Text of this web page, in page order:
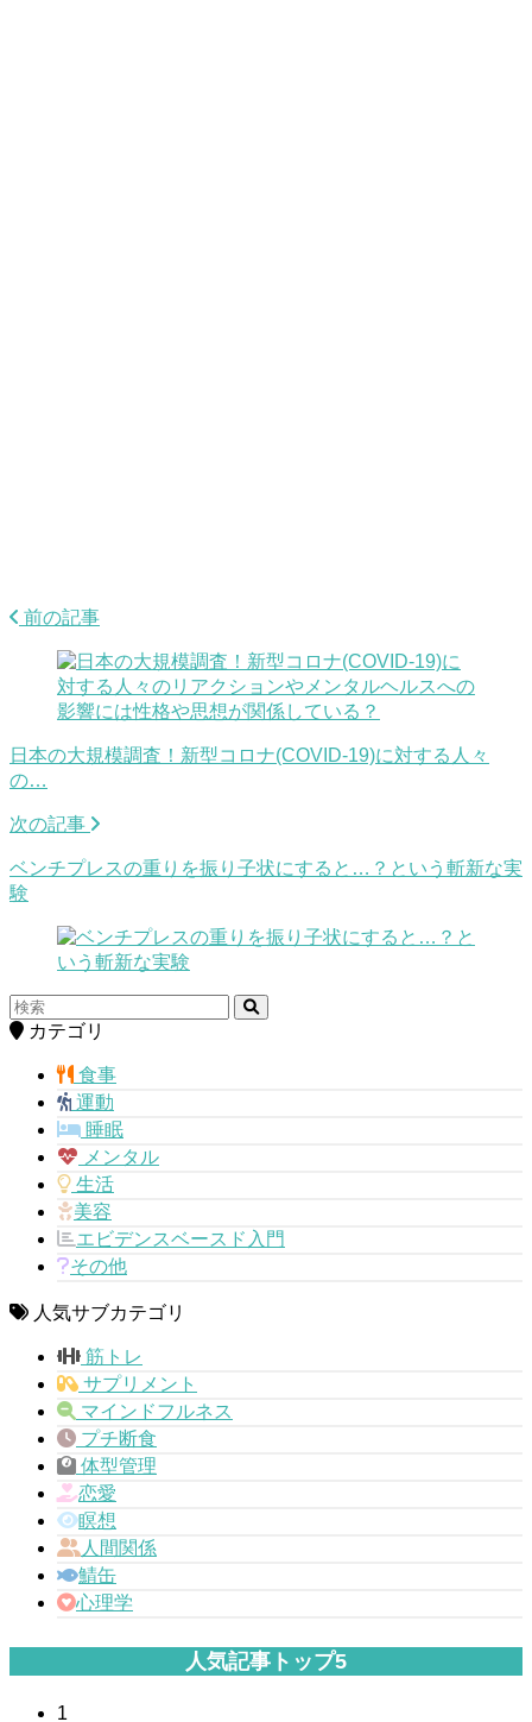
前の記事
日本の大規模調査！新型コロナ(COVID-19)に対する人々
の…
次の記事
ベンチプレスの重りを振り子状にすると…？という斬新な実
験
カテゴリ
食事
運動
睡眠
メンタル
生活
美容
エビデンスベースド入門
その他
人気サブカテゴリ
筋トレ
サプリメント
マインドフルネス
プチ断食
体型管理
恋愛
瞑想
人間関係
鯖缶
心理学
人気記事トップ5
1